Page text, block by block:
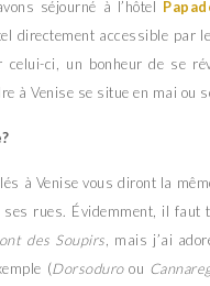
séjourné à l’hôtel
directement accessible par
celui-ci, un bonheur de se
à Venise se situe en mai ou
à Venise vous diront la
rues. Évidemment, il faut
des Soupirs , mais j’ai
(Dorsoduroou